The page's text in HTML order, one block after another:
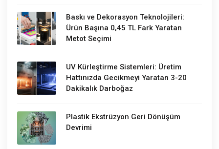
Baskı ve Dekorasyon Teknolojileri:
Ürün Başına 0,45 TL Fark Yaratan
Metot Seçimi
UV Kürleştirme Sistemleri: Üretim
Hattınızda Gecikmeyi Yaratan 3-20
Dakikalık Darboğaz
Plastik Ekstrüzyon Geri Dönüşüm
Devrimi